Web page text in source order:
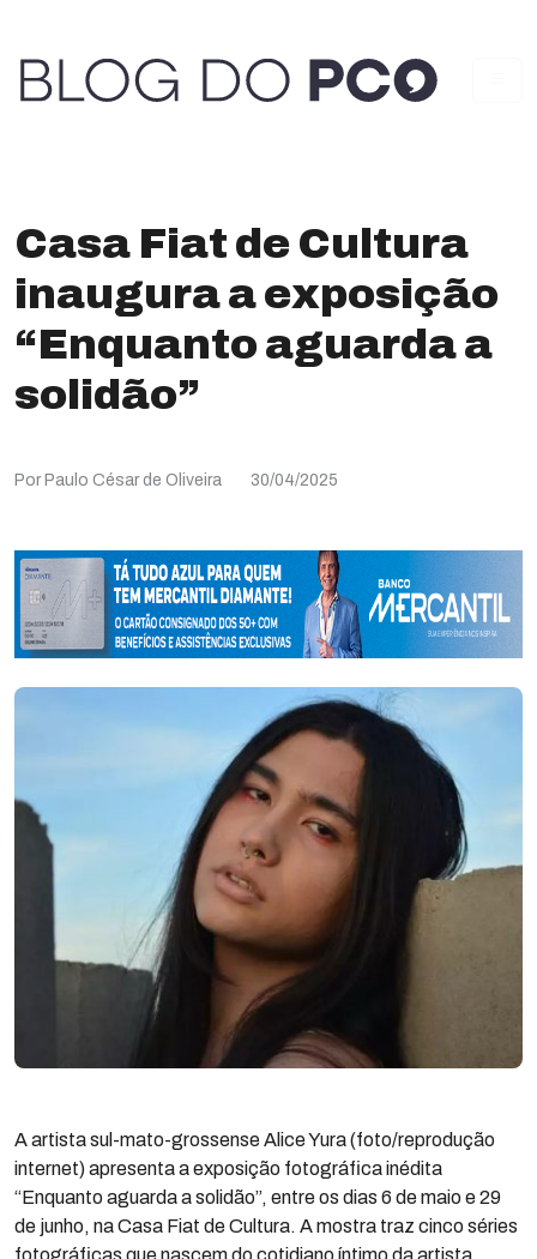
Casa Fiat de Cultura
inaugura a exposição
“Enquanto aguarda a
solidão”
Por Paulo César de Oliveira 30/04/2025
A artista sul-mato-grossense Alice Yura (foto/reprodução
internet) apresenta a exposição fotográfica inédita
“Enquanto aguarda a solidão”, entre os dias 6 de maio e 29
de junho, na Casa Fiat de Cultura. A mostra traz cinco séries
fotográficas que nascem do cotidiano íntimo da artista,